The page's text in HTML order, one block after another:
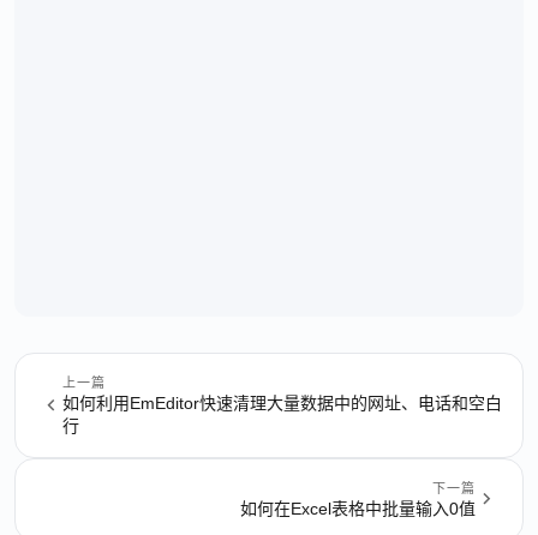
上一篇
如何利用EmEditor快速清理大量数据中的网址、电话和空白
行
下一篇
如何在Excel表格中批量输入0值